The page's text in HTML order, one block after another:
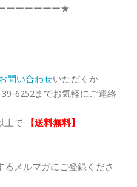
ーーーーーー★
問い合わせいただくか
6252までお気軽にご連絡
上で
【送料無料】
メルマガにご登録くださ